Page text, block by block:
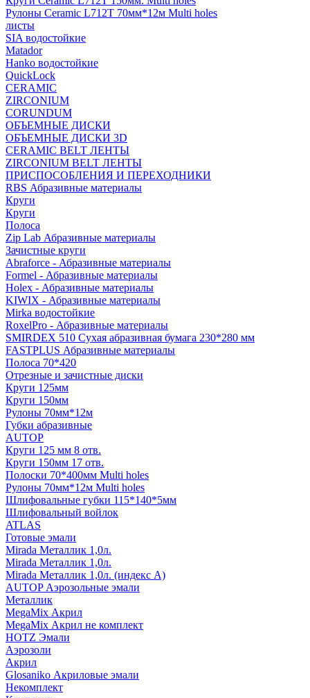
Рулоны Ceramic L712T 70мм*12м Multi holes
листы
SIA водостойкие
Matador
Hanko водостойкие
QuickLock
CERAMIC
ZIRCONIUM
СORUNDUM
ОБЪЕМНЫЕ ДИСКИ
ОБЪЕМНЫЕ ДИСКИ 3D
CERAMIC BELT ЛЕНТЫ
ZIRCONIUM BELT ЛЕНТЫ
ПРИСПОСОБЛЕНИЯ И ПЕРЕХОДНИКИ
RBS Абразивные материалы
Круги
Круги
Полоса
Zip Lab Абразивные материалы
Зачистные круги
Abraforce - Абразивные материалы
Formel - Абразивные материалы
Holex - Абразивные материалы
KIWIX - Абразивные материалы
Mirka водостойкие
RoxelPro - Абразивные материалы
SMIRDEX 510 Сухая абразивная бумага 230*280 мм
FASTPLUS Абразивные материалы
Полоса 70*420
Отрезные и зачистные диски
Круги 125мм
Круги 150мм
Рулоны 70мм*12м
Губки абразивные
AUTOP
Круги 125 мм 8 отв.
Круги 150мм 17 отв.
Полоски 70*400мм Multi holes
Рулоны 70мм*12м Multi holes
Шлифовальные губки 115*140*5мм
Шлифовальный войлок
ATLAS
Готовые эмали
Mirada Металлик 1,0л.
Mirada Металлик 1,0л.
Mirada Металлик 1,0л. (индекс А)
AUTOP Аэрозольные эмали
Металлик
MegaMix Акрил
MegaMix Акрил не комплект
HOTZ Эмали
Аэрозоли
Акрил
Glosaniko Акриловые эмали
Некомплект